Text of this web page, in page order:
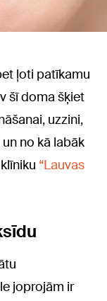
ļoti patīkamu
šī doma šķiet
uzzini,
no kā labāk
“Lauvas
joprojām ir